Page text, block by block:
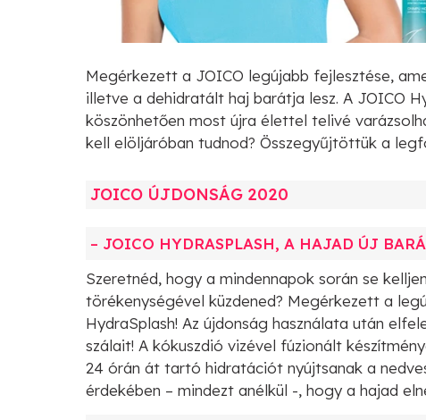
Megérkezett a JOICO legújabb fejlesztése,
illetve a dehidratált haj barátja lesz. A JOICO
köszönhetően most újra élettel telivé
kell elöljáróban tudnod? Összegyűjtöttük a
JOICO ÚJDONSÁG 2020
– JOICO HYDRASPLASH, A HAJAD ÚJ
Szeretnéd, hogy a mindennapok során se
törékenységével küzdened? Megérkezett a
HydraSplash! Az újdonság használata után
szálait! A kókuszdió vizével fúzionált
24 órán át tartó hidratációt nyújtsanak a
érdekében – mindezt anélkül -, hogy a hajad